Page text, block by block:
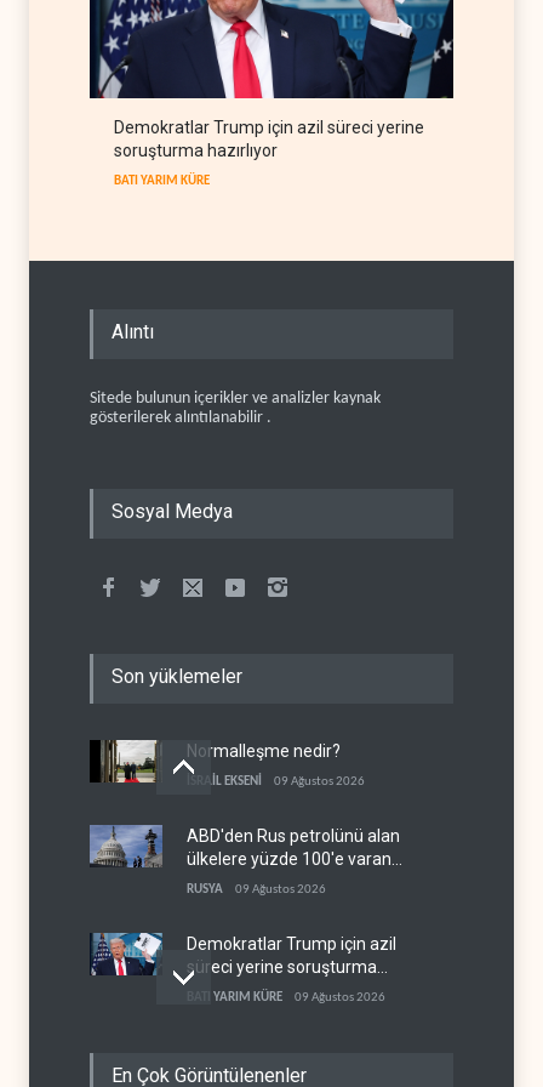
Demokratlar Trump için azil süreci yerine
soruşturma hazırlıyor
BATI YARIM KÜRE
Alıntı
Sitede bulunun içerikler ve analizler kaynak
gösterilerek alıntılanabilir .
Sosyal Medya
Son yüklemeler
Normalleşme nedir?
İSRAİL EKSENİ 09 Ağustos 2026
ABD'den Rus petrolünü alan
ülkelere yüzde 100'e varan
gümrük vergisi
RUSYA 09 Ağustos 2026
Demokratlar Trump için azil
süreci yerine soruşturma
hazırlıyor
BATI YARIM KÜRE 09 Ağustos 2026
Afrika'daki petrol
En Çok Görüntülenenler